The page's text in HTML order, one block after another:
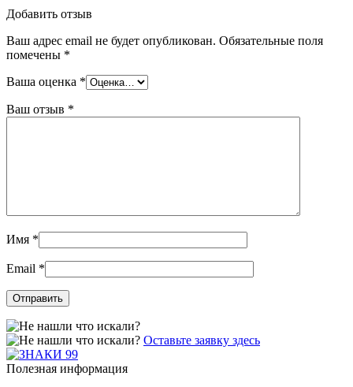
Добавить отзыв
Ваш адрес email не будет опубликован. Обязательные поля
помечены *
Ваша оценка *
Ваш отзыв *
Имя *
Email *
Оставьте заявку здесь
Полезная информация